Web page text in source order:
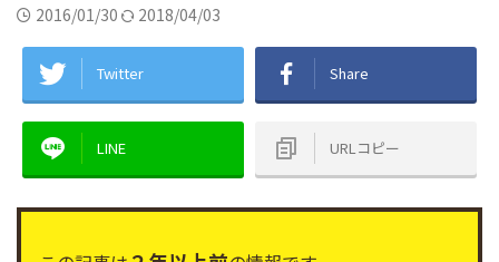
2016/01/30 2018/04/03
Twitter Share
LINE URLコピー